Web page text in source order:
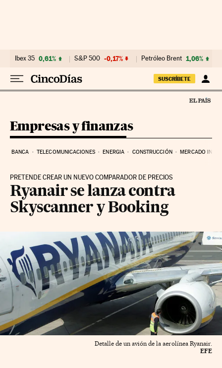
Ibex 35 0,61% S&P 500 -0,17% Petróleo Brent 1,06%
SUSCRÍBETE
Empresas y finanzas
BANCA TELECOMUNICACIONES ENERGIA CONSTRUCCIÓN MERCADO
PRETENDE CREAR UN NUEVO COMPARADOR DE PRECIOS
Ryanair se lanza contra
Skyscanner y Booking
Detalle de un avión de la aerolínea Ryanair.
EFE